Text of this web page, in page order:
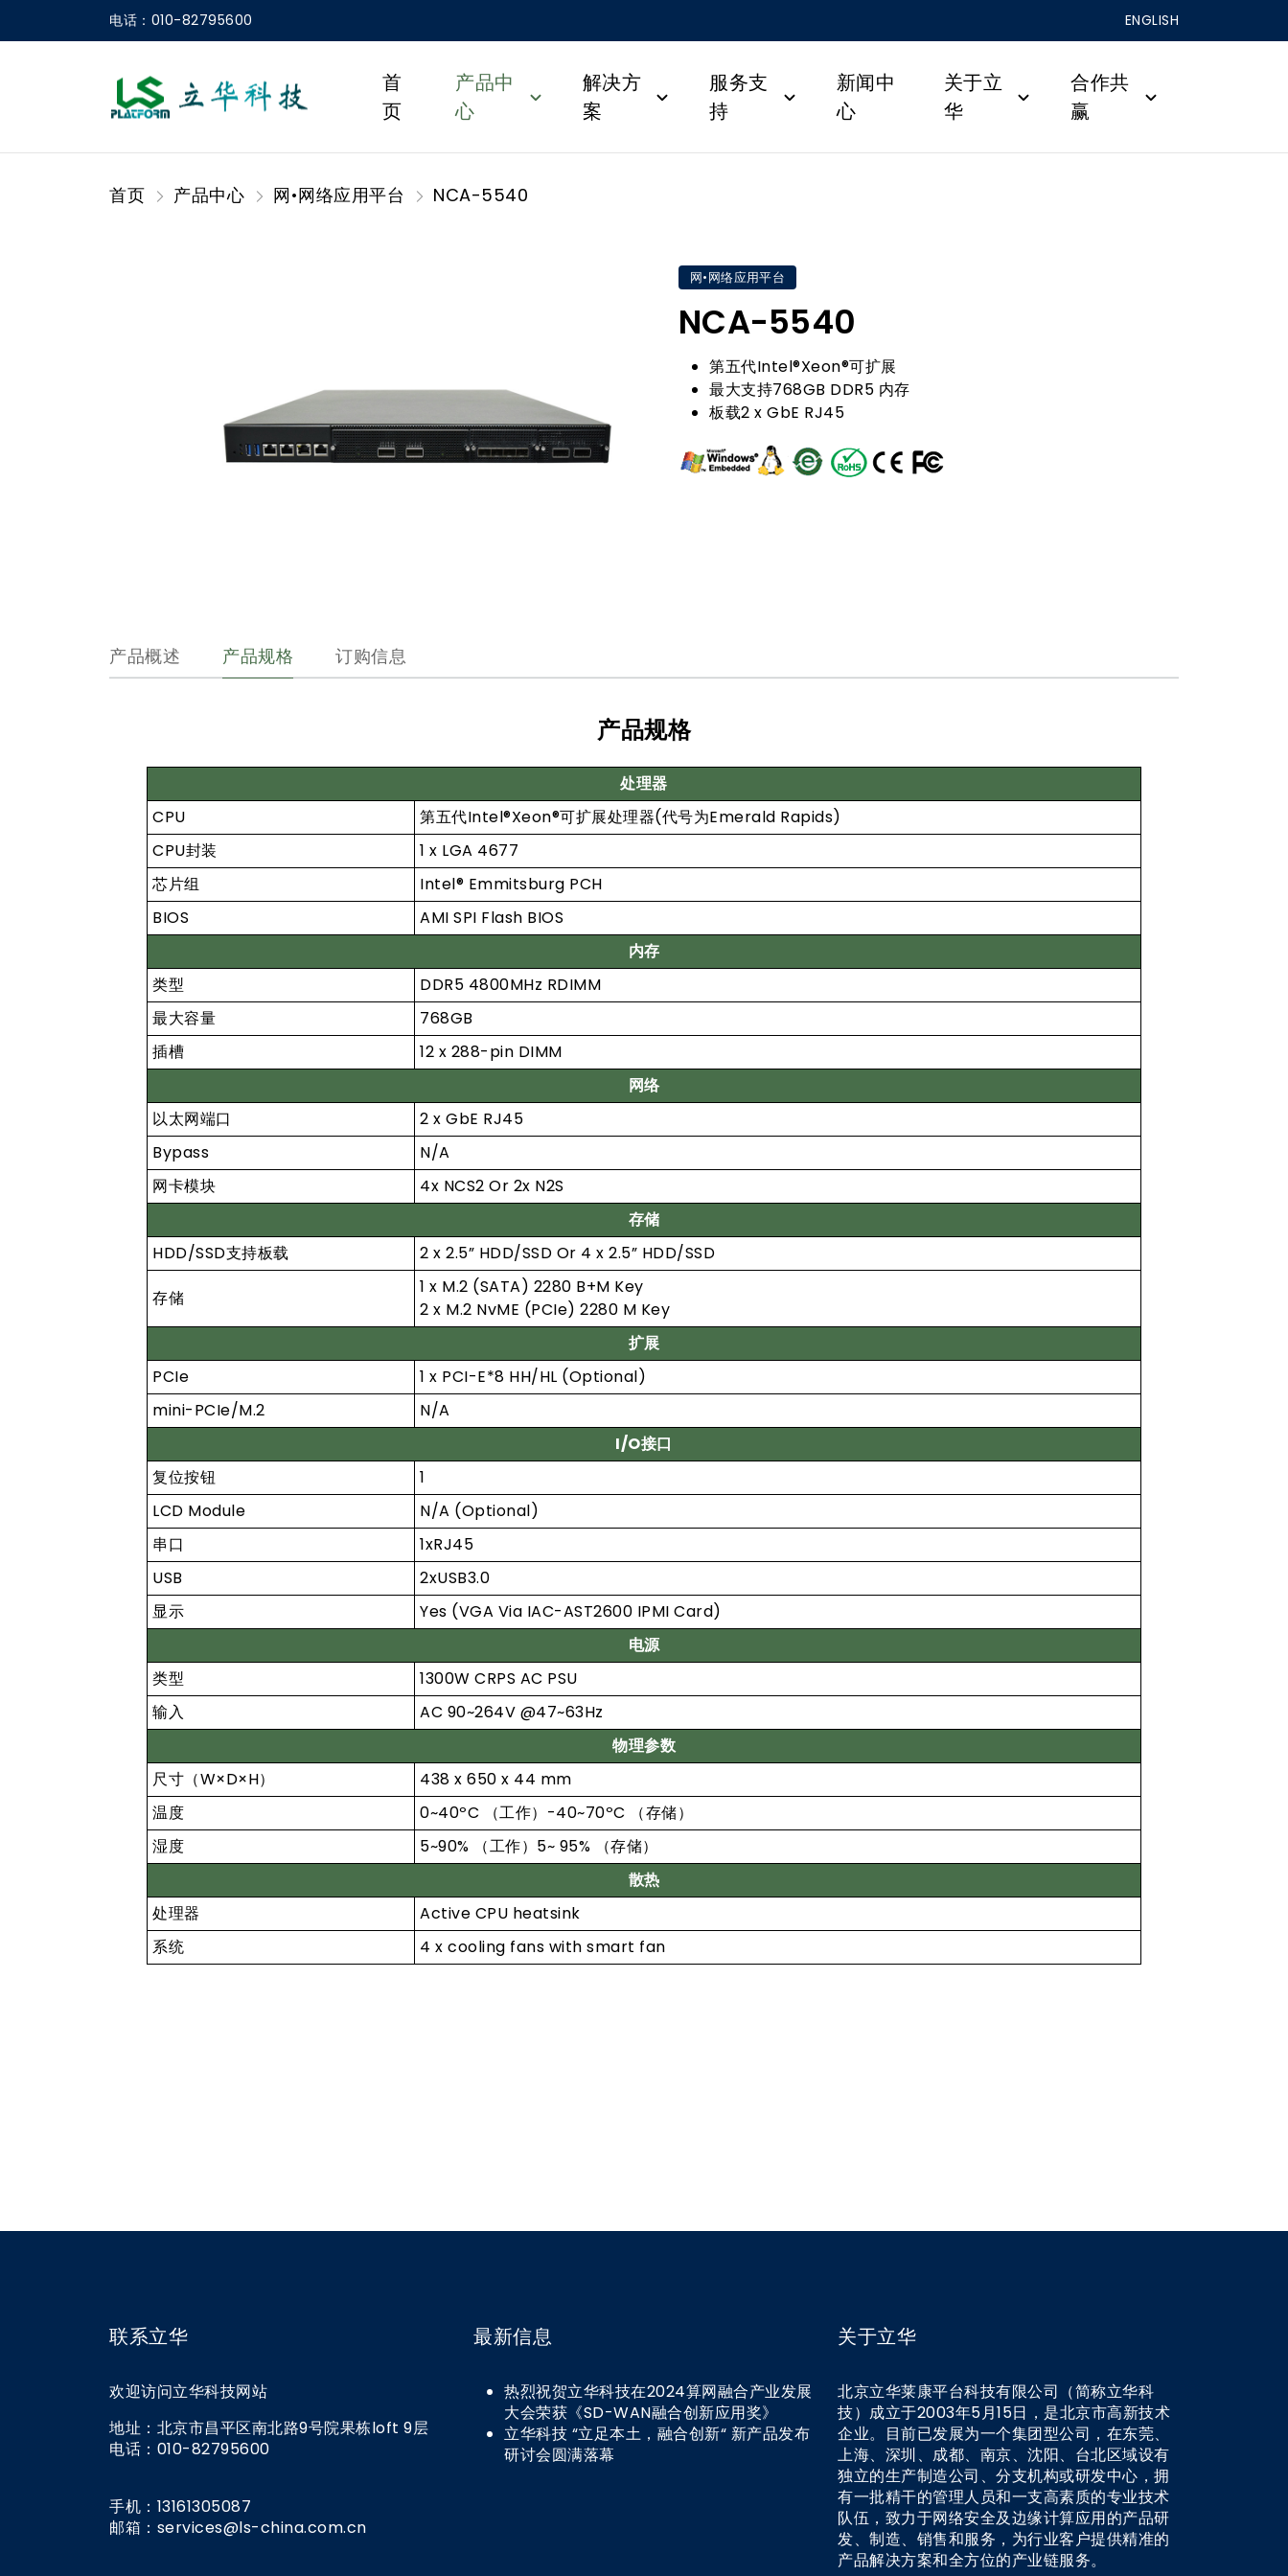
电话：010-82795600 ENGLISH
首
页
产品中
心
解决方
案
服务支
持
新闻中
心
关于立
华
合作共
赢
首页 产品中心 网•网络应用平台 NCA-5540
网•网络应用平台
NCA-5540
第五代Intel®Xeon®可扩展
最大支持768GB DDR5 内存
板载2 x GbE RJ45
产品概述 产品规格 订购信息
产品规格
处理器
CPU
第五代Intel®Xeon®可扩展处理器(代号为Emerald Rapids)
CPU封装
1 x LGA 4677
芯片组
Intel® Emmitsburg PCH
BIOS
AMI SPI Flash BIOS
内存
类型
DDR5 4800MHz RDIMM
最大容量
768GB
插槽
12 x 288-pin DIMM
网络
以太网端口
2 x GbE RJ45
Bypass
N/A
网卡模块
4x NCS2 Or 2x N2S
存储
HDD/SSD支持板载
2 x 2.5” HDD/SSD Or 4 x 2.5” HDD/SSD
存储
1 x M.2 (SATA) 2280 B+M Key
2 x M.2 NvME (PCIe) 2280 M Key
扩展
PCIe
1 x PCI-E*8 HH/HL (Optional)
mini-PCIe/M.2
N/A
I/O接口
复位按钮
1
LCD Module
N/A (Optional)
串口
1xRJ45
USB
2xUSB3.0
显示
Yes (VGA Via IAC-AST2600 IPMI Card)
电源
类型
1300W CRPS AC PSU
输入
AC 90~264V @47~63Hz
物理参数
尺寸（W×D×H）
438 x 650 x 44 mm
温度
0~40ºC （工作）-40~70ºC （存储）
湿度
5~90% （工作）5~ 95% （存储）
散热
处理器
Active CPU heatsink
系统
4 x cooling fans with smart fan
联系立华
欢迎访问立华科技网站
地址：北京市昌平区南北路9号院果栋loft 9层
电话：010-82795600
手机：13161305087
邮箱：services@ls-china.com.cn
最新信息
热烈祝贺立华科技在2024算网融合产业发展
大会荣获《SD-WAN融合创新应用奖》
立华科技 “立足本土，融合创新“ 新产品发布
研讨会圆满落幕
关于立华
北京立华莱康平台科技有限公司（简称立华科
技）成立于2003年5月15日，是北京市高新技术
企业。目前已发展为一个集团型公司，在东莞、
上海、深圳、成都、南京、沈阳、台北区域设有
独立的生产制造公司、分支机构或研发中心，拥
有一批精干的管理人员和一支高素质的专业技术
队伍，致力于网络安全及边缘计算应用的产品研
发、制造、销售和服务，为行业客户提供精准的
产品解决方案和全方位的产业链服务。